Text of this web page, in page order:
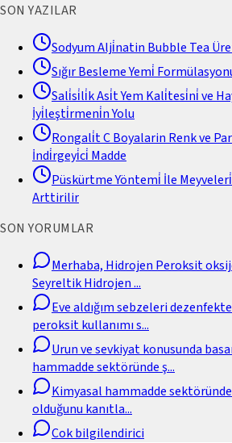
SON YAZILAR
Sodyum Alji̇natin Bubble Tea
Sığır Besleme Yemi̇
Sali̇si̇li̇k Asi̇t Yem Kali̇tesi̇ni̇ ve
İyi̇leşti̇rmeni̇n Yolu
Rongali̇t C Boyalarin Renk ve
İndi̇rgeyi̇ci̇ Madde
Püskürtme Yöntemi̇ İle
Arttirilir
SON YORUMLAR
Merhaba, Hidrojen Peroksit
Seyreltik Hidrojen...
Eve aldığım sebzeleri
peroksit kullanımı s...
Urun ve sevkiyat konusunda
hammadde sektöründe ş...
Kimyasal hammadde
olduğunu kanıtla...
Cok bilgilendirici